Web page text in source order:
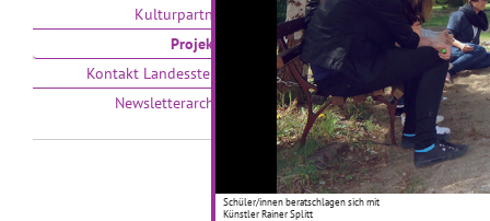
Schüler/innen beratschlagen sich mit
Künstler Rainer Splitt
Kulturpartner
Projekte
Kontakt Landesstelle
Newsletterarchiv
Quadratmeter-
Forschung
01.02.2019–30.06.2019
Ein künstlerischer Workshop
für das Kollegium Die